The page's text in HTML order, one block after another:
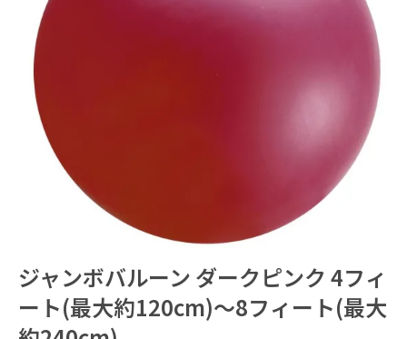
ジャンボバルーン ダークピンク 4フィ
ート(最大約120cm)～8フィート(最大